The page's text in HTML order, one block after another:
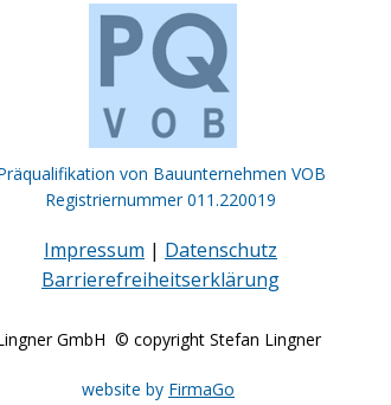
von Bauunternehmen VOB
Registriernummer 011.220019
Impressum | Datenschutz
Barrierefreiheitserklärung
GmbH © copyright Stefan Lingner
website by FirmaGo